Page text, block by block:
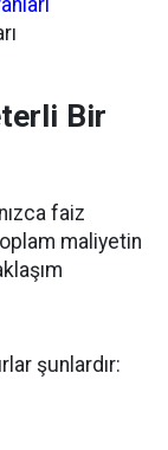
Bir
faiz
maliyetin
şunlardır: